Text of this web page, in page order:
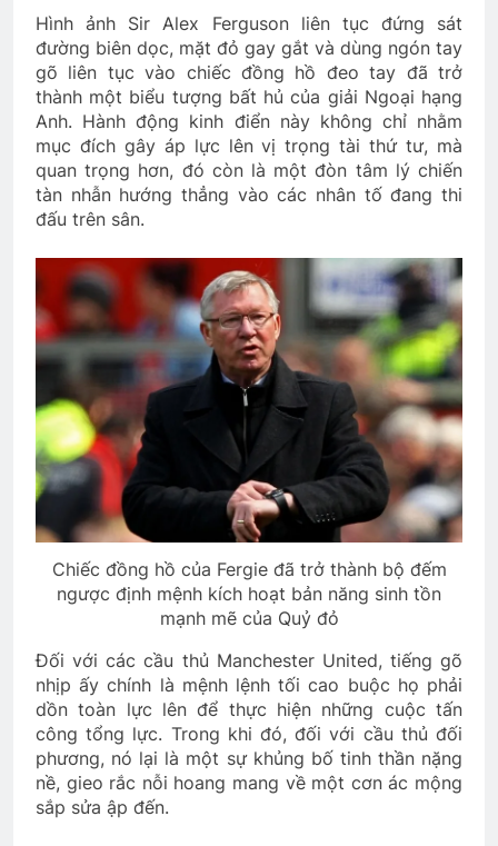
Hình ảnh Sir Alex Ferguson liên tục đứng sát
đường biên dọc, mặt đỏ gay gắt và dùng ngón tay
gõ liên tục vào chiếc đồng hồ đeo tay đã trở
thành một biểu tượng bất hủ của giải Ngoại hạng
Anh. Hành động kinh điển này không chỉ nhằm
mục đích gây áp lực lên vị trọng tài thứ tư, mà
quan trọng hơn, đó còn là một đòn tâm lý chiến
tàn nhẫn hướng thẳng vào các nhân tố đang thi
đấu trên sân.
Chiếc đồng hồ của Fergie đã trở thành bộ đếm
ngược định mệnh kích hoạt bản năng sinh tồn
mạnh mẽ của Quỷ đỏ
Đối với các cầu thủ Manchester United, tiếng gõ
nhịp ấy chính là mệnh lệnh tối cao buộc họ phải
dồn toàn lực lên để thực hiện những cuộc tấn
công tổng lực. Trong khi đó, đối với cầu thủ đối
phương, nó lại là một sự khủng bố tinh thần nặng
nề, gieo rắc nỗi hoang mang về một cơn ác mộng
sắp sửa ập đến.